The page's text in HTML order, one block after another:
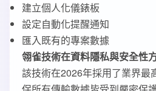
建立個人化儀錶板
設定自動化提醒通知
匯入既有的專案數據
翎雀技術在資料隱私與安全性
該技術在2026年採用了業界最